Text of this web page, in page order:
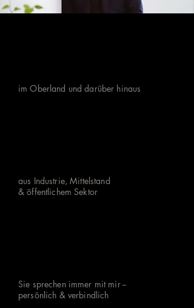
im Oberland und darüber hinaus
aus Industrie, Mittelstand
& öffentlichem Sektor
Sie sprechen immer mit mir --
persönlich & verbindlich